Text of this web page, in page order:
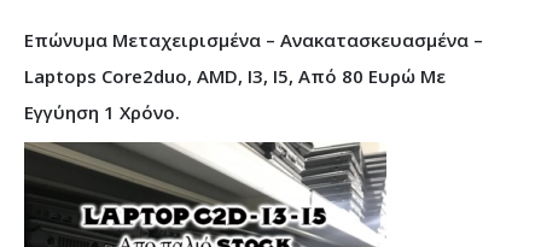
Επώνυμα Μεταχειρισμένα – Ανακατασκευασμένα –
Laptops Core2duo, AMD, I3, I5, Από 80 Ευρώ Με
Εγγύηση 1 Χρόνο.